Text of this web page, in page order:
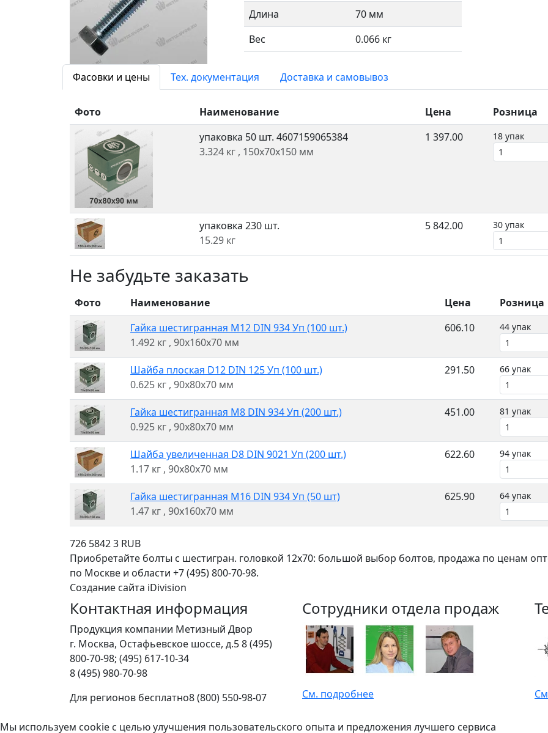
Длина
70 мм
Вес
0.066 кг
Фасовки и цены Тех. документация Доставка и самовывоз
Фото Наименование Цена Розница
упаковка 50 шт. 4607159065384
3.324 кг , 150x70x150 мм
1 397.00 18 упак
упаковка 230 шт.
15.29 кг
5 842.00 30 упак
Не забудьте заказать
Фото Наименование Цена Розница
Гайка шестигранная M12 DIN 934 Уп (100 шт.)
1.492 кг , 90x160x70 мм
606.10 44 упак
Шайба плоская D12 DIN 125 Уп (100 шт.)
0.625 кг , 90x80x70 мм
291.50 66 упак
Гайка шестигранная M8 DIN 934 Уп (200 шт.)
0.925 кг , 90x80x70 мм
451.00 81 упак
Шайба увеличенная D8 DIN 9021 Уп (200 шт.)
1.17 кг , 90x80x70 мм
622.60 94 упак
Гайка шестигранная M16 DIN 934 Уп (50 шт)
1.47 кг , 90x160x70 мм
625.90 64 упак
726 58423 RUB
Приобретайте болты с шестигран. головкой 12x70: большой выбор болтов, продажа по ценам
по Москве и области +7 (495) 800-70-98.
Создание сайта iDivision
Контактная информация
Продукция компании Метизный Двор
г. Москва, Остафьевское шоссе, д.58 (495)
800-70-98; (495) 617-10-34
8 (495) 980-70-98
Для регионов бесплатно8 (800) 550-98-07
Сотрудники отдела продаж
См. подробнее
Мы используем cookie с целью улучшения пользовательского опыта и предложения лучшего сервиса